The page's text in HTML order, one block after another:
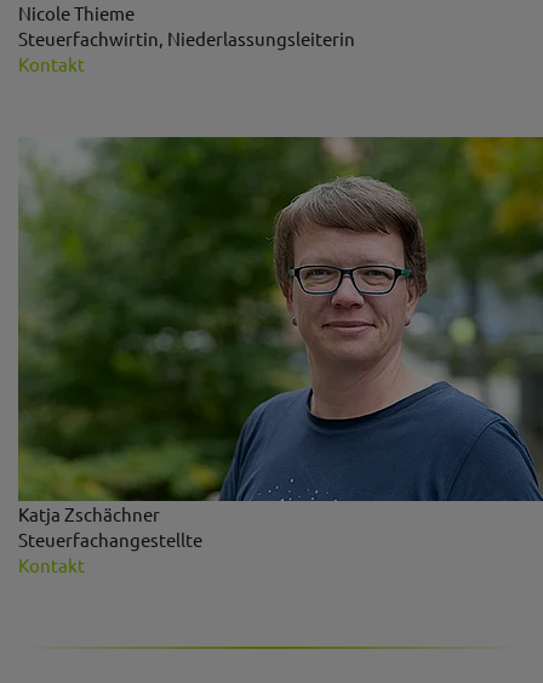
Nicole Thieme
Steuerfachwirtin, Niederlassungsleiterin
Kontakt
Katja Zschächner
Steuerfachangestellte
Kontakt